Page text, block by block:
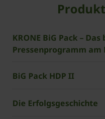
KRONE BiG Pack –
Pressenprogramm am
BiG Pack HDP II
Die Erfolgsgeschichte